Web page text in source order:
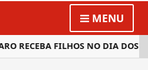
MENU
FILHOS NO DIA DOS PAIS